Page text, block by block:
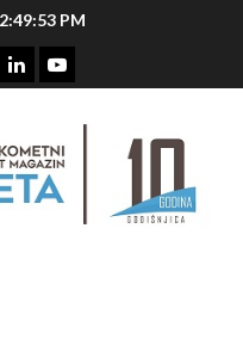
2:49:54 PM